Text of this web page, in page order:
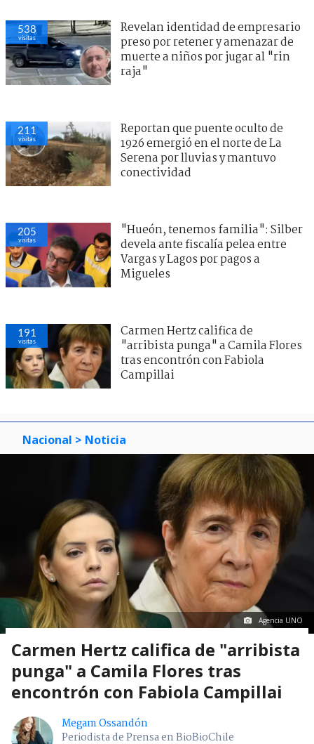
538
visitas
Revelan identidad de empresario
preso por retener y amenazar de
muerte a niños por jugar al "rin
raja"
211
visitas
Reportan que puente oculto de
1926 emergió en el norte de La
Serena por lluvias y mantuvo
conectividad
205
visitas
"Hueón, tenemos familia": Silber
devela ante fiscalía pelea entre
Vargas y Lagos por pagos a
Migueles
191
visitas
Carmen Hertz califica de
"arribista punga" a Camila Flores
tras encontrón con Fabiola
Campillai
Nacional > Noticia
Agencia UNO
Carmen Hertz califica de "arribista
punga" a Camila Flores tras
encontrón con Fabiola Campillai
Megam Ossandón
Periodista de Prensa en BioBioChile